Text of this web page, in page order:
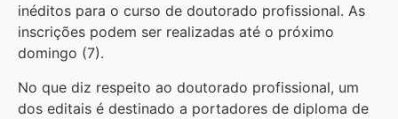
inéditos para o curso de doutorado profissional. As
inscrições podem ser realizadas até o próximo
domingo (7).
No que diz respeito ao doutorado profissional, um
dos editais é destinado a portadores de diploma de